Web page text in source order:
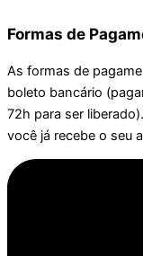
Formas de
As formas de
boleto bancário
72h para ser
você já recebe o seu